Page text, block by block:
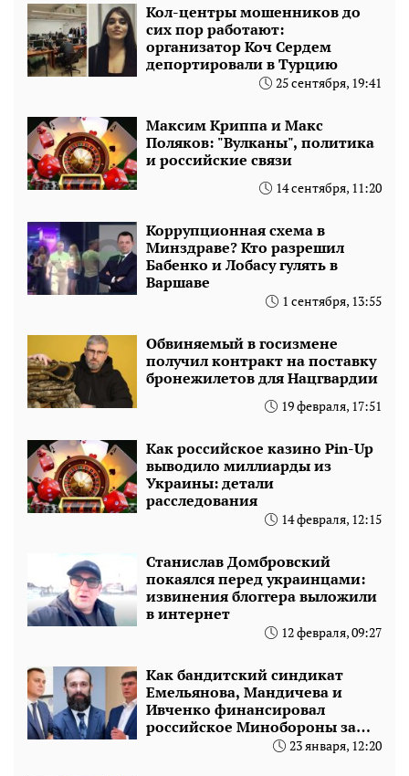
Кол-центры мошенников до
сих пор работают:
организатор Коч Сердем
депортировали в Турцию
25 сентября, 19:41
Максим Криппа и Макс
Поляков: "Вулканы", политика
и российские связи
14 сентября, 11:20
Коррупционная схема в
Минздраве? Кто разрешил
Бабенко и Лобасу гулять в
Варшаве
1 сентября, 13:55
Обвиняемый в госизмене
получил контракт на поставку
бронежилетов для Нацгвардии
19 февраля, 17:51
Как российское казино Pin-Up
выводило миллиарды из
Украины: детали
расследования
14 февраля, 12:15
Станислав Домбровский
покаялся перед украинцами:
извинения блоггера выложили
в интернет
12 февраля, 09:27
Как бандитский синдикат
Емельянова, Мандичева и
Ивченко финансировал
российское Минобороны за
23 января, 12:20